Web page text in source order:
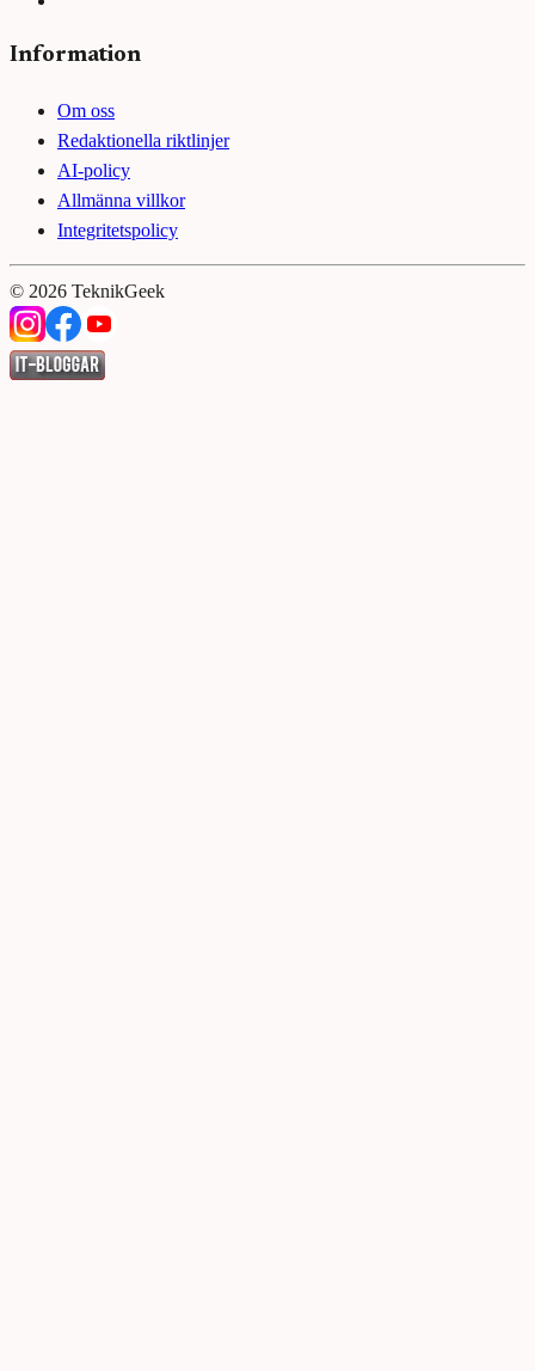
Information
Om oss
Redaktionella riktlinjer
AI-policy
Allmänna villkor
Integritetspolicy
© 2026 TeknikGeek